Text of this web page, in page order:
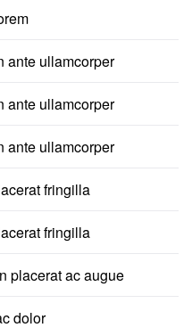
ante ullamcorper
ante ullamcorper
ante ullamcorper
fringilla
fringilla
placerat ac augue
dolor